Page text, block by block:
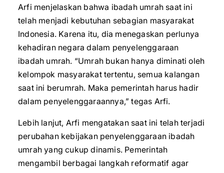
Arfi menjelaskan bahwa ibadah umrah saat ini
telah menjadi kebutuhan sebagian masyarakat
Indonesia. Karena itu, dia menegaskan perlunya
kehadiran negara dalam penyelenggaraan
ibadah umrah. “Umrah bukan hanya diminati oleh
kelompok masyarakat tertentu, semua kalangan
saat ini berumrah. Maka pemerintah harus hadir
dalam penyelenggaraannya,” tegas Arfi.
Lebih lanjut, Arfi mengatakan saat ini telah terjadi
perubahan kebijakan penyelenggaraan ibadah
umrah yang cukup dinamis. Pemerintah
mengambil berbagai langkah reformatif agar